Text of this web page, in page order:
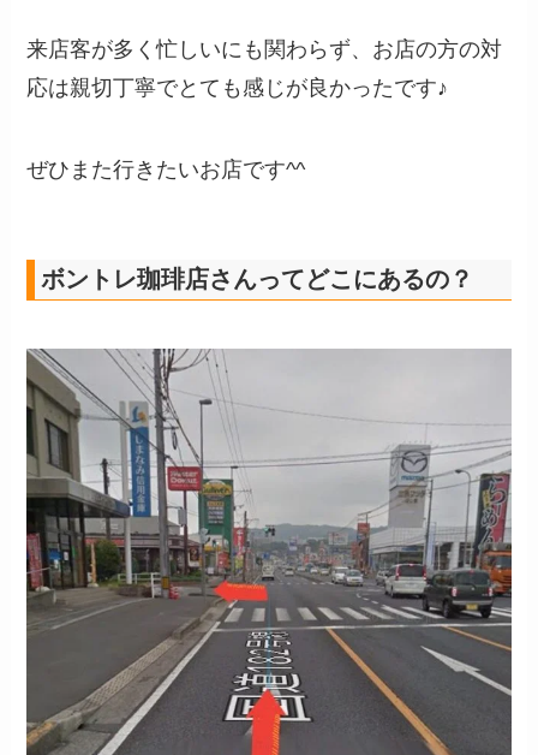
来店客が多く忙しいにも関わらず、お店の方の対
応は親切丁寧でとても感じが良かったです♪
ぜひまた行きたいお店です^^
ボントレ珈琲店さんってどこにあるの？